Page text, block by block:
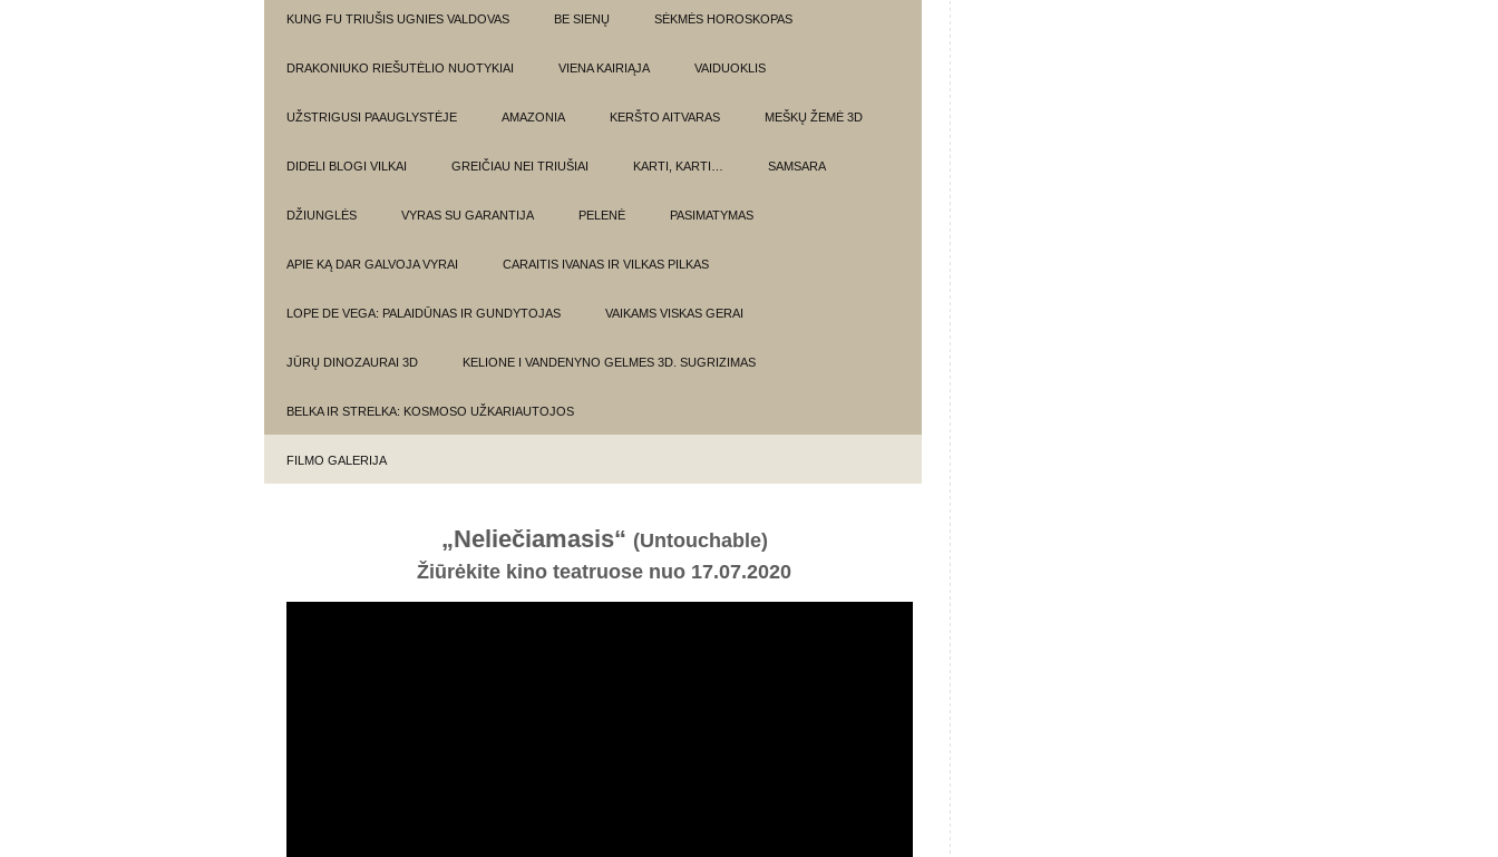
KUNG FU TRIUŠIS UGNIES VALDOVAS BE SIENŲ SĖKMĖS HOROSKOPAS
DRAKONIUKO RIEŠUTĖLIO NUOTYKIAI VIENA KAIRIĄJA VAIDUOKLIS
UŽSTRIGUSI PAAUGLYSTĖJE AMAZONIA KERŠTO AITVARAS MEŠKŲ ŽEMĖ 3D
DIDELI BLOGI VILKAI GREIČIAU NEI TRIUŠIAI KARTI, KARTI… SAMSARA
DŽIUNGLĖS VYRAS SU GARANTIJA PELENĖ PASIMATYMAS
APIE KĄ DAR GALVOJA VYRAI CARAITIS IVANAS IR VILKAS PILKAS
LOPE DE VEGA: PALAIDŪNAS IR GUNDYTOJAS VAIKAMS VISKAS GERAI
JŪRŲ DINOZAURAI 3D KELIONE I VANDENYNO GELMES 3D. SUGRIZIMAS
BELKA IR STRELKA: KOSMOSO UŽKARIAUTOJOS
FILMO GALERIJA
„Neliečiamasis“ (Untouchable)
Žiūrėkite kino teatruose nuo 17.07.2020